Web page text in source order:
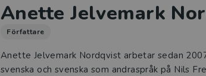
Anette Jelvemark
Författare
Anette Jelvemark Nordqvist arbetar sedan
svenska och svenska som andraspråk på Nils